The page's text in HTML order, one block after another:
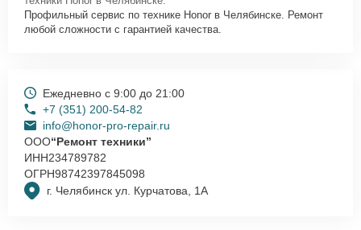
Профильный сервис по технике Honor в Челябинске. Ремонт
любой сложности с гарантией качества.
г. Челябинск ул. Курчатова, 1А
Ежедневно с 9:00 до 21:00
+7 (351) 200-54-82
info@honor-pro-repair.ru
ООО“Ремонт техники”
ИНН234789782
ОГРН98742397845098